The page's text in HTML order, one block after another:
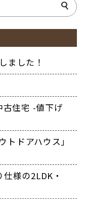
ました！
古住宅 -値下げ
トドアハウス」
様の2LDK・